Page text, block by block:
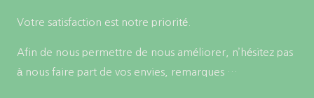
Votre satisfaction est notre priorité.
Afin de nous permettre de nous améliorer, n’hésitez pas
à nous faire part de vos envies, remarques …